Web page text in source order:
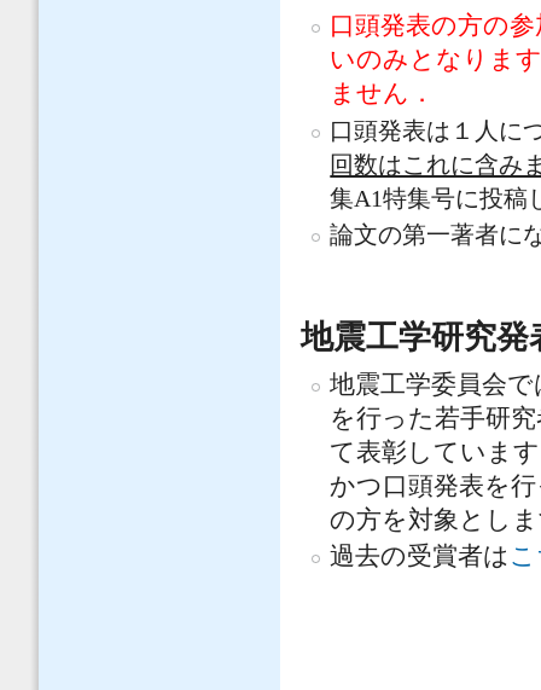
口頭発表の方の
いのみとなりま
ません．
口頭発表は１人に
回数はこれに含み
集A1特集号に投稿
論文の第一著者に
地震工学研究発
地震工学委員会
を行った若手研
て表彰していま
かつ口頭発表を
の方を対象とし
過去の受賞者は